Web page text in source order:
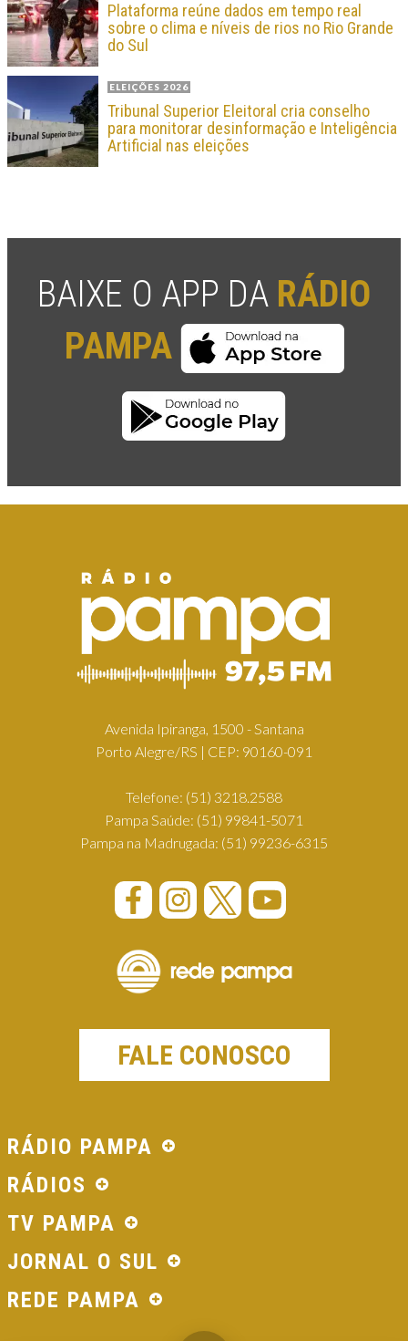
Plataforma reúne dados em tempo real
sobre o clima e níveis de rios no Rio Grande
do Sul
ELEIÇÕES 2026
Tribunal Superior Eleitoral cria conselho
para monitorar desinformação e Inteligência
Artificial nas eleições
BAIXE O APP DA RÁDIO
PAMPA
Avenida Ipiranga, 1500 - Santana
Porto Alegre/RS | CEP: 90160-091
Telefone: (51) 3218.2588
Pampa Saúde: (51) 99841-5071
Pampa na Madrugada: (51) 99236-6315
FALE CONOSCO
RÁDIO PAMPA
RÁDIOS
TV PAMPA
JORNAL O SUL
REDE PAMPA